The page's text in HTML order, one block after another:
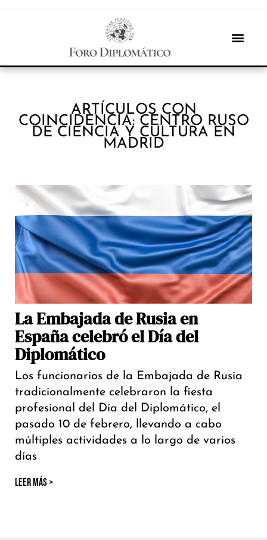
ARTÍCULOS CON
COINCIDENCIA: CENTRO RUSO
DE CIENCIA Y CULTURA EN
MADRID
La Embajada de Rusia en
España celebró el Día del
Diplomático
Los funcionarios de la Embajada de Rusia
tradicionalmente celebraron la fiesta
profesional del Día del Diplomático, el
pasado 10 de febrero, llevando a cabo
múltiples actividades a lo largo de varios
días
LEER MÁS >